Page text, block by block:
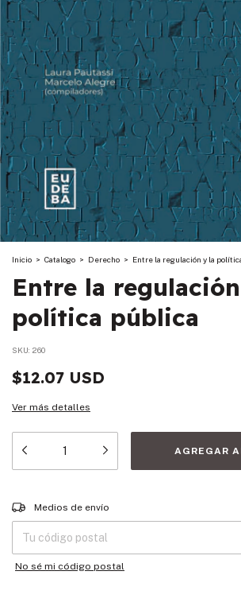
Inicio > Catalogo > Derecho > Entre la regulación y la
Entre la
política pública
SKU: 260
$12.07 USD
Ver más detalles
Entregas para el CP:
Medios de envío
No sé mi código postal